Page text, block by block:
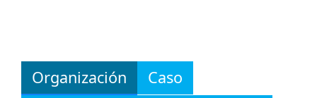
Organización
Caso